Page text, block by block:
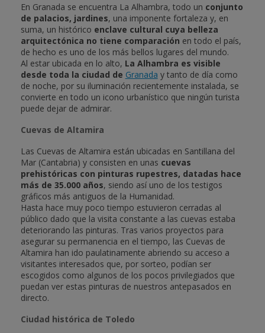
En Granada se encuentra La Alhambra, todo un conjunto
de palacios, jardines, una imponente fortaleza y, en
suma, un histórico enclave cultural cuya belleza
arquitectónica no tiene comparación en todo el país,
de hecho es uno de los más bellos lugares del mundo.
Al estar ubicada en lo alto, La Alhambra es visible
desde toda la ciudad de Granada y tanto de día como
de noche, por su iluminación recientemente instalada, se
convierte en todo un icono urbanístico que ningún turista
puede dejar de admirar.
Cuevas de Altamira
Las Cuevas de Altamira están ubicadas en Santillana del
Mar (Cantabria) y consisten en unas cuevas
prehistóricas con pinturas rupestres, datadas hace
más de 35.000 años, siendo así uno de los testigos
gráficos más antiguos de la Humanidad.
Hasta hace muy poco tiempo estuvieron cerradas al
público dado que la visita constante a las cuevas estaba
deteriorando las pinturas. Tras varios proyectos para
asegurar su permanencia en el tiempo, las Cuevas de
Altamira han ido paulatinamente abriendo su acceso a
visitantes interesados que, por sorteo, podían ser
escogidos como algunos de los pocos privilegiados que
puedan ver estas pinturas de nuestros antepasados en
directo.
Ciudad histórica de Toledo